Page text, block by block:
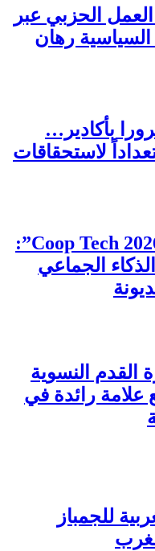
الحزبي عبر
السياسية رهان
بأكادير…
لاستحقاقات
بلاغ صحفي ….هاكاثون “Coop Tech 2026”:
الجماعي
القدم النسوية
علامة رائدة في
للجمباز